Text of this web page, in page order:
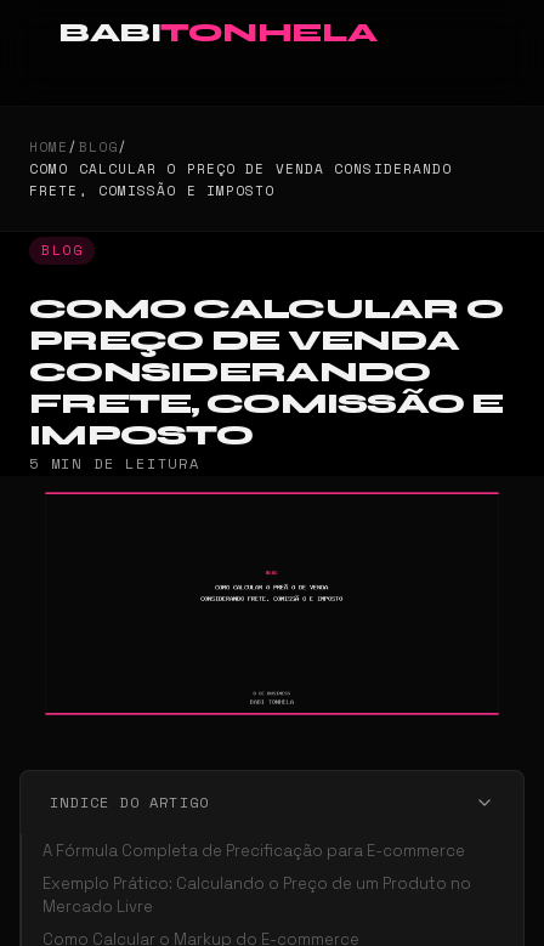
BABITONHELA
HOME/BLOG/
COMO CALCULAR O PREÇO DE VENDA CONSIDERANDO
FRETE, COMISSÃO E IMPOSTO
BLOG
COMO CALCULAR O
PREÇO DE VENDA
CONSIDERANDO
FRETE, COMISSÃO E
IMPOSTO
5 MIN DE LEITURA
INDICE DO ARTIGO
A Fórmula Completa de Precificação para E-commerce
Exemplo Prático: Calculando o Preço de um Produto no
Mercado Livre
Como Calcular o Markup do E-commerce